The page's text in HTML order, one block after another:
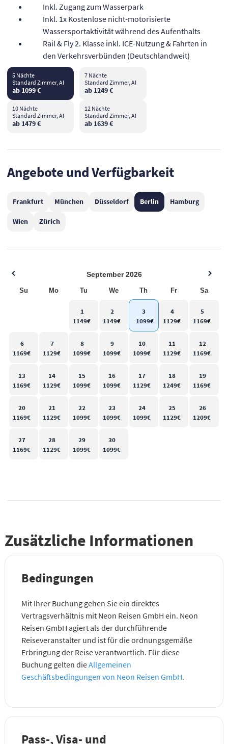
Inkl. Zugang zum Wasserpark
Inkl. 1x Kostenlose nicht-motorisierte
Wassersportaktivität während des Aufenthalts
Rail & Fly 2. Klasse inkl. ICE-Nutzung & Fahrten in
den Verkehrsverbünden (Deutschlandweit)
5 Nächte
Standard Zimmer, AI
ab 1099 €
7 Nächte
Standard Zimmer, AI
ab 1249 €
10 Nächte
Standard Zimmer, AI
ab 1479 €
12 Nächte
Standard Zimmer, AI
ab 1639 €
Angebote und Verfügbarkeit
Frankfurt München Düsseldorf Berlin Hamburg
Wien Zürich
September 2026
Su Mo Tu We Th Fr Sa
1 2 3 4 5
6 7 8 9 10 11 12
13 14 15 16 17 18 19
20 21 22 23 24 25 26
27 28 29 30
Zusätzliche Informationen
Bedingungen
Mit Ihrer Buchung gehen Sie ein direktes
Vertragsverhältnis mit Neon Reisen GmbH ein. Neon
Reisen GmbH agiert als der durchführende
Reiseveranstalter und ist für die ordnungsgemäße
Erbringung der Reise verantwortlich. Für diese
Buchung gelten dieAllgemeinen
Geschäftsbedingungen von Neon Reisen GmbH.
Pass-, Visa- und